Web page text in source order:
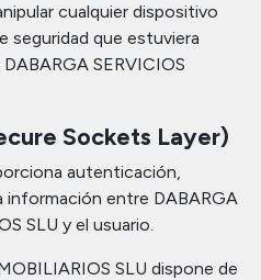
cualquier dispositivo
seguridad que estuviera
SERVICIOS
Sockets Layer)
autenticación,
información entre DABARGA
SLU y el usuario.
SLU dispone de